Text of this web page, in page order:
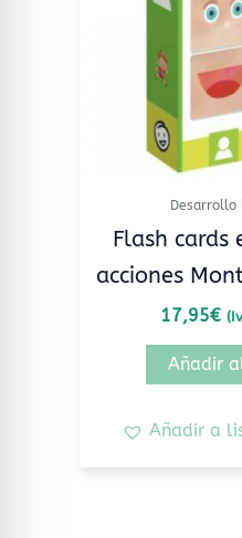
Desarrollo
Flash cards
acciones
17,95€
Añadir
Añadir a